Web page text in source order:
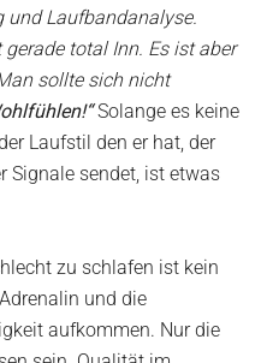
und Laufbandanalyse.
total Inn. Es ist aber
sollte sich nicht
Solange es keine
Laufstil den er hat, der
Signale sendet, ist etwas
zu schlafen ist kein
und die
aufkommen. Nur die